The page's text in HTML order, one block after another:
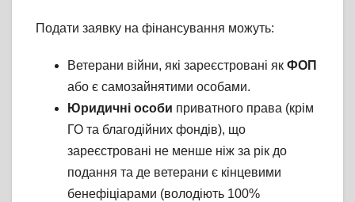
Подати заявку на фінансування можуть:
Ветерани війни, які зареєстровані як ФОП
або є самозайнятими особами.
Юридичні особи приватного права (крім
ГО та благодійних фондів), що
зареєстровані не менше ніж за рік до
подання та де ветерани є кінцевими
бенефіціарами (володіють 100%